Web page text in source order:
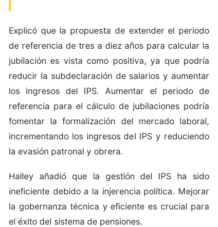
Explicó que la propuesta de extender el periodo
de referencia de tres a diez años para calcular la
jubilación es vista como positiva, ya que podría
reducir la subdeclaración de salarios y aumentar
los ingresos del IPS. Aumentar el periodo de
referencia para el cálculo de jubilaciones podría
fomentar la formalización del mercado laboral,
incrementando los ingresos del IPS y reduciendo
la evasión patronal y obrera.
Halley añadió que la gestión del IPS ha sido
ineficiente debido a la injerencia política. Mejorar
la gobernanza técnica y eficiente es crucial para
el éxito del sistema de pensiones.